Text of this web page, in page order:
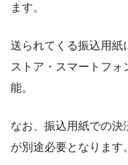
ます。
送られてくる振込用紙
ストア・スマートフ
能。
なお、振込用紙での決
が別途必要となります。